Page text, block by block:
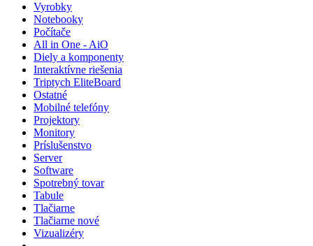
Vyrobky
Notebooky
Počítače
All in One - AiO
Diely a komponenty
Interaktívne riešenia
Triptych EliteBoard
Ostatné
Mobilné telefóny
Projektory
Monitory
Príslušenstvo
Server
Software
Spotrebný tovar
Tabule
Tlačiarne
Tlačiarne nové
Vizualizéry